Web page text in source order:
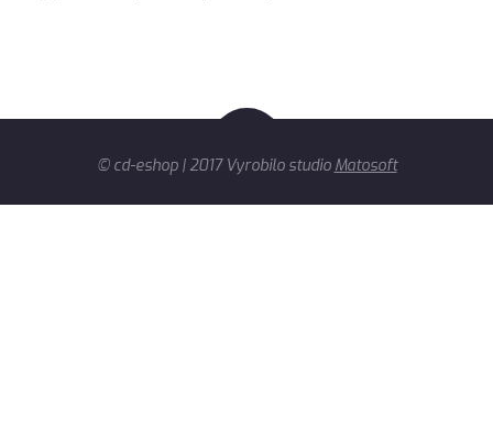
© cd-eshop | 2017 Vyrobilo studio Matosoft